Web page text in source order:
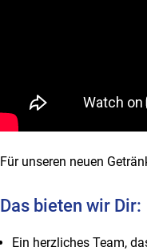
Für unseren neuen
Das bieten wir Dir:
Ein herzliches Team,